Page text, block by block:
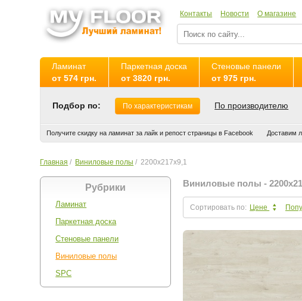
Контакты Новости О магазине
Ламинат
от 574 грн.
Паркетная доска
от 3820 грн.
Стеновые панели
от 975 грн.
Подбор по: По характеристикам По производителю
Получите скидку на ламинат за лайк и репост страницы в Facebook Доставим
Главная / Виниловые полы / 2200х217х9,1
Рубрики
Ламинат
Паркетная доска
Стеновые панели
Виниловые полы
SPC
Виниловые полы -
Сортировать по: Цене